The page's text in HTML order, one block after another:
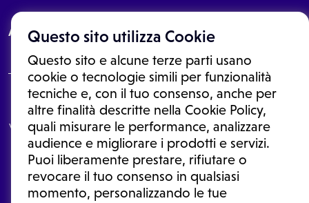
Questo sito utilizza Cookie
Questo sito e alcune terze parti usano
cookie o tecnologie simili per funzionalità
tecniche e, con il tuo consenso, anche per
altre finalità descritte nella Cookie Policy,
quali misurare le performance, analizzare
audience e migliorare i prodotti e servizi.
Puoi liberamente prestare, rifiutare o
revocare il tuo consenso in qualsiasi
momento, personalizzando le tue
About
Le informazioni proposte in questo sito non sono un consulto medico.
In nessun caso, queste informazioni sostituiscono un consulto, una
visita o una diagnosi formulata dal medico. Non si devono considerare
le informazioni disponibili come suggerimenti per la formulazione di
una diagnosi, la determinazione di un trattamento o l'assunzione o
sospensione di un farmaco senza prima consultare un medico di
medicina generale o uno specialista.
Condizioni di utilizzo|Privacy Policy |Gestione cookie